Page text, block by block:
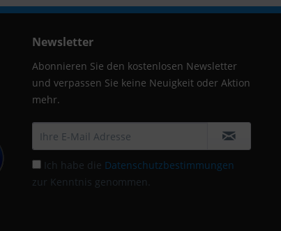
Newsletter
Abonnieren Sie den kostenlosen Newsletter
und verpassen Sie keine Neuigkeit oder Aktion
mehr.
Ich habe die Datenschutzbestimmungen
zur Kenntnis genommen.